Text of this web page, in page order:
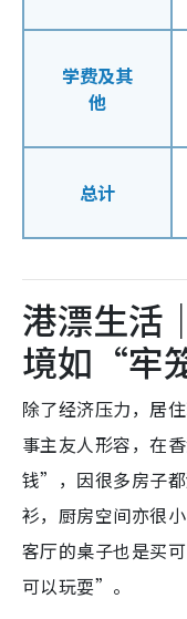
学费及其
他
总计
港漂生活
境如“牢
除了经济压力，居
事主友人形容，在
钱”，因很多房子
衫，厨房空间亦很
客厅的桌子也是买
可以玩耍”。